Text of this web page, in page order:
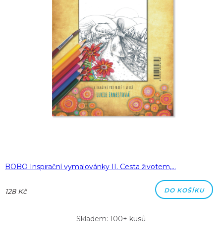
BOBO Inspirační vymalovánky II. Cesta životem,…
128 Kč DO KOŠÍKU
Skladem: 100+ kusů